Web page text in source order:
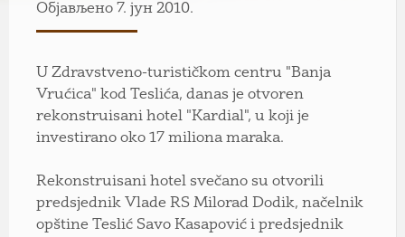
Објављено 7. јун 2010.
U Zdravstveno-turističkom centru "Banja
Vrućica" kod Teslića, danas je otvoren
rekonstruisani hotel "Kardial", u koji je
investirano oko 17 miliona maraka.
Rekonstruisani hotel svečano su otvorili
predsjednik Vlade RS Milorad Dodik, načelnik
opštine Teslić Savo Kasapović i predsjednik